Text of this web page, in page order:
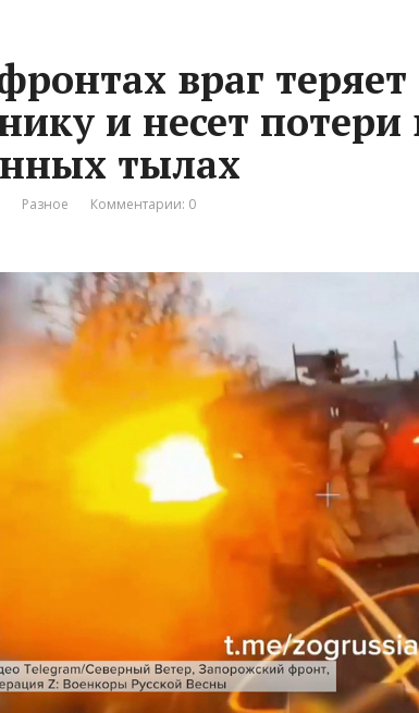
враг
и несет потери
тылах
Разное Комментарии: 0